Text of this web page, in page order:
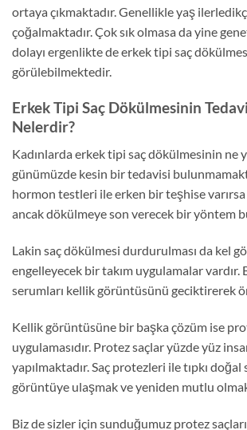
ortaya çıkmaktadır. Genellikle yaş
çoğalmaktadır. Çok sık olmasa da yine
dolayı ergenlikte de erkek tipi saç
görülebilmektedir.
Erkek Tipi Saç Dökülmesinin
Nelerdir?
Kadınlarda erkek tipi saç dökülmesinin ne
günümüzde kesin bir tedavisi
hormon testleri ile erken bir teşhise
ancak dökülmeye son verecek bir yöntem
Lakin saç dökülmesi durdurulması da kel
engelleyecek bir takım uygulamalar vardır.
serumları kellik görüntüsünü geciktirerek
Kellik görüntüsüne bir başka çözüm ise
uygulamasıdır. Protez saçlar yüzde yüz
yapılmaktadır. Saç protezleri ile tıpkı
görüntüye ulaşmak ve yeniden mutlu
Biz de sizler için sunduğumuz protez